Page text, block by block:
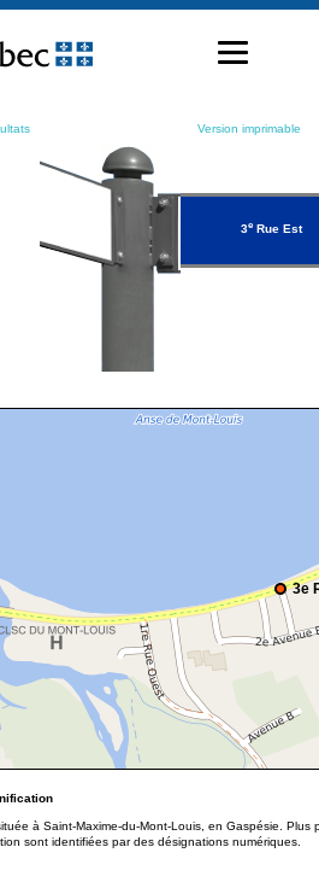
Version imprimable
3eRue Est
3e
à Saint-Maxime-du-Mont-Louis, en Gaspésie.
sont identifiées par des désignations numériques.